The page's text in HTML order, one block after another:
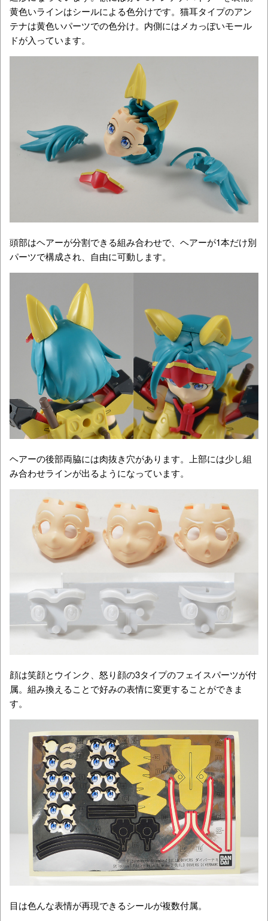
黄色いラインはシールによる色分けです。猫耳タイプのアン
テナは黄色いパーツでの色分け。内側にはメカっぽいモール
ドが入っています。
頭部はヘアーが分割できる組み合わせで、ヘアーが1本だけ別
パーツで構成され、自由に可動します。
ヘアーの後部両脇には肉抜き穴があります。上部には少し組
み合わせラインが出るようになっています。
顔は笑顔とウインク、怒り顔の3タイプのフェイスパーツが付
属。組み換えることで好みの表情に変更することができま
す。
目は色んな表情が再現できるシールが複数付属。